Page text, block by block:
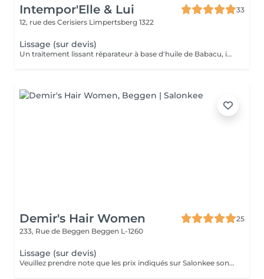
Intempor'Elle & Lui
33
12, rue des Cerisiers Limpertsberg 1322
Lissage (sur devis)
Un traitement lissant réparateur à base d'huile de Babacu, idéal pour discipliner, hydrater et réparer les cheveux. Il réduit le volume, élimine les frisottis et apporte une brillance intense tout en conservant un effet naturel. Parfait pour les cheveux secs, ondulés, frisés ou sensibilisés, qu'ils soient colorés, décolorés ou naturel. Résultat : des cheveux doux, souples et faciles à coiffer pendant 4 à 6 mois. Pour la prise de rendez-vous, nous vous invitons à nous appeler ou nous envoyer un SMS. Veuillez prendre note que les prix indiqués sur Salonkee sont communiqués à titre informatif et s'entendent de base. Ces derniers sont susceptibles de varier selon le diagnostic réalisé à votre arrivée au salon et l'expertise du professionnel à qui vous confiez votre beauté. Dans tous les cas, un devis précis vous sera proposé et toutes réalisations de prestations seront effectuées avec votre accord. Un grand merci d'avance pour votre compréhension. Au plaisir de vous recevoir très vite.
Demir's Hair Women
25
233, Rue de Beggen Beggen L-1260
Lissage (sur devis)
Veuillez prendre note que les prix indiqués sur Salonkee sont communiqués à titre informatif et s'entendent de base. Ces derniers sont susceptibles de varier selon le diagnostic réalisé à votre arrivée au salon et l'expertise du professionnel à qui vous confiez votre beauté. Dans tous les cas, un devis précis vous sera proposé et toutes réalisations de prestations seront effectuées avec votre accord. Un grand merci d'avance pour votre compréhension. Au plaisir de vous recevoir très vite.